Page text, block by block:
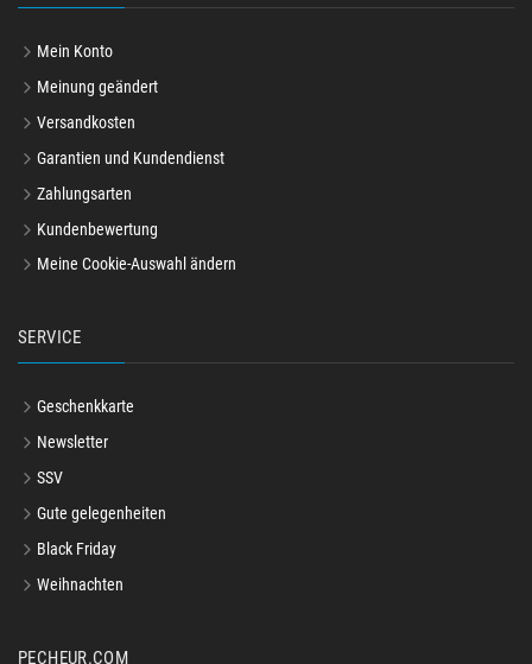
Mein Konto
Meinung geändert
Versandkosten
Garantien und Kundendienst
Zahlungsarten
Kundenbewertung
Meine Cookie-Auswahl ändern
SERVICE
Geschenkkarte
Newsletter
SSV
Gute gelegenheiten
Black Friday
Weihnachten
PECHEUR.COM